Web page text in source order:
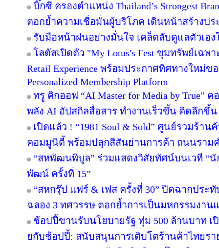
บิ๊กซี ครองตำแหน่ง Thailand’s Strongest
ตอกย้ำความเชื่อมั่นผู้บริโภค เดินหน้าสร้างป
รับมือหน้าฝนอย่างมั่นใจ เคล็ดลับดูแลตัวเอง
โลตัสเปิดตัว "My Lotus's Fest ขุมทรัพย์เฉ
Retail Experience พร้อมประกาศทิศทางใหม่ขอ
Personalized Membership Platform
ทรู คิกออฟ “AI Master for Media by True”
พลัง AI อัปสกิลสื่อสาร ทำงานเร็วขึ้น คิดลึกขึ้
เปิดแล้ว ! “1981 Soul & Sold” ศูนย์รวมร้
คอมมูนิตี้ พร้อมปลุกสีสันย่านการค้า ถนนราม
“สหพัฒนพิบูล” ร่วมแสดงวิสัยทัศน์บนเวที “
พัฒน์ ครั้งที่ 15”
“สหกรุ๊ป แฟร์ & เฟส ครั้งที่ 30” ปิดฉากประ
ฉลอง 3 ทศวรรษ ตอกย้ำการเป็นมหกรรมงา
ช้อปปี้ขานรับนโยบายรัฐ ทุ่ม 500 ล้านบาท เ
ยกับช้อปปี้: สนับสนุนการเติบโตร้านค้าไทยรา